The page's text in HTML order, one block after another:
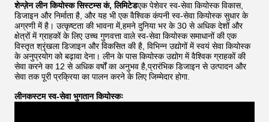
शेन्ज़ेन लीन कियोस्क सिस्टम्स कं, लिमिटेडएक पेशेवर स्व-सेवा कियोस्क विकास,
डिजाइन और निर्माता है, और यह भी एक वैश्विक कंपनी स्व-सेवा कियोस्क सुधार के
अग्रणी में है। उत्कृष्टता की भावना में,हमने दुनिया भर के 30 से अधिक देशों और
क्षेत्रों में ग्राहकों के लिए उच्च गुणवत्ता वाले स्व-सेवा कियोस्क समाधानों की एक
विस्तृत श्रृंखला डिजाइन और विकसित की है, विभिन्न उद्योगों में स्वयं सेवा कियोस्क
के अनुप्रयोग को बढ़ावा देना। लीन के पास कियोस्क उद्योग में वैश्विक ग्राहकों की
सेवा करने का 12 से अधिक वर्षों का अनुभव है,प्रारंभिक डिजाइन से उत्पादन और
सेवा तक पूरी प्रक्रिया का पालन करने के लिए जिम्मेदार होगा.
लीनकस्टम स्व-सेवा भुगतान कियोस्कः